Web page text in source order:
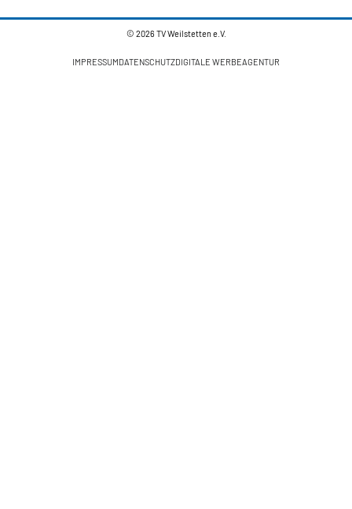
© 2026 TV Weilstetten e.V.
IMPRESSUMDATENSCHUTZDIGITALE WERBEAGENTUR